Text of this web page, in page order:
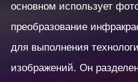
основном использует
преобразование
для выполнения
изображений. Он